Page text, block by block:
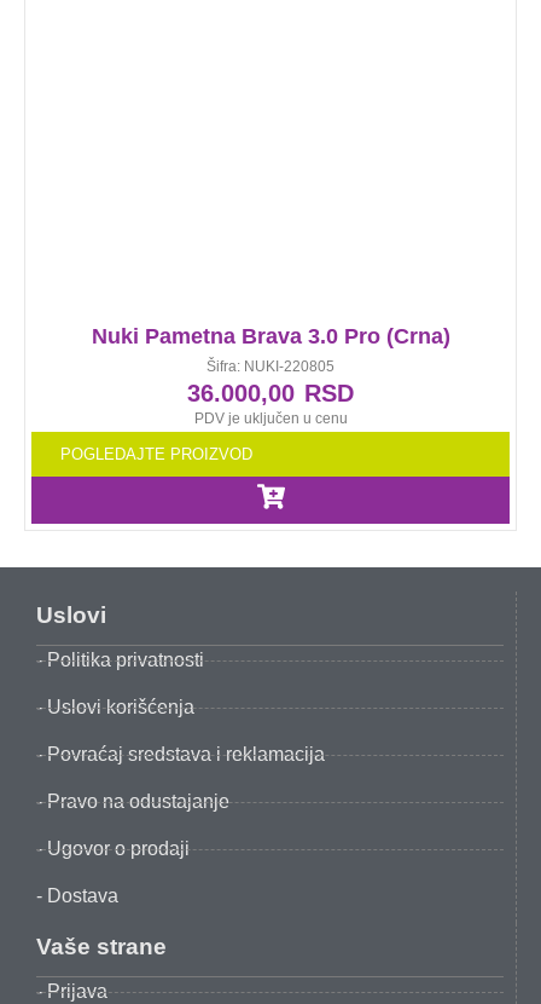
Nuki Pametna Brava 3.0 Pro (Crna)
Šifra: NUKI-220805
36.000,00 RSD
PDV je uključen u cenu
POGLEDAJTE PROIZVOD
Uslovi
- Politika privatnosti
- Uslovi korišćenja
- Povraćaj sredstava i reklamacija
- Pravo na odustajanje
- Ugovor o prodaji
- Dostava
Vaše strane
- Prijava